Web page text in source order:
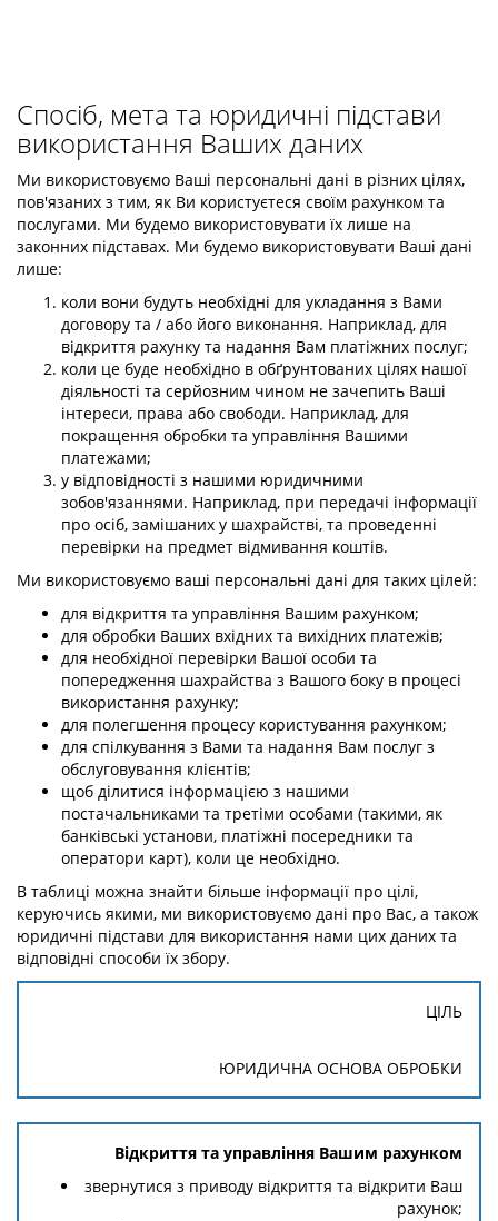
Спосіб, мета та юридичні підстави
використання Ваших даних
Ми використовуємо Ваші персональні дані в різних цілях,
пов'язаних з тим, як Ви користуєтеся своїм рахунком та
послугами. Ми будемо використовувати їх лише на
законних підставах. Ми будемо використовувати Ваші дані
лише:
коли вони будуть необхідні для укладання з Вами
договору та / або його виконання. Наприклад, для
відкриття рахунку та надання Вам платіжних послуг;
коли це буде необхідно в обґрунтованих цілях нашої
діяльності та серйозним чином не зачепить Ваші
інтереси, права або свободи. Наприклад, для
покращення обробки та управління Вашими
платежами;
у відповідності з нашими юридичними
зобов'язаннями. Наприклад, при передачі інформації
про осіб, замішаних у шахрайстві, та проведенні
перевірки на предмет відмивання коштів.
Ми використовуємо ваші персональні дані для таких цілей:
для відкриття та управління Вашим рахунком;
для обробки Ваших вхідних та вихідних платежів;
для необхідної перевірки Вашої особи та
попередження шахрайства з Вашого боку в процесі
використання рахунку;
для полегшення процесу користування рахунком;
для спілкування з Вами та надання Вам послуг з
обслуговування клієнтів;
щоб ділитися інформацією з нашими
постачальниками та третіми особами (такими, як
банківські установи, платіжні посередники та
оператори карт), коли це необхідно.
В таблиці можна знайти більше інформації про цілі,
керуючись якими, ми використовуємо дані про Вас, а також
юридичні підстави для використання нами цих даних та
відповідні способи їх збору.
ЦІЛЬ
ЮРИДИЧНА ОСНОВА ОБРОБКИ
Відкриття та управління Вашим рахунком
звернутися з приводу відкриття та відкрити Ваш
рахунок;